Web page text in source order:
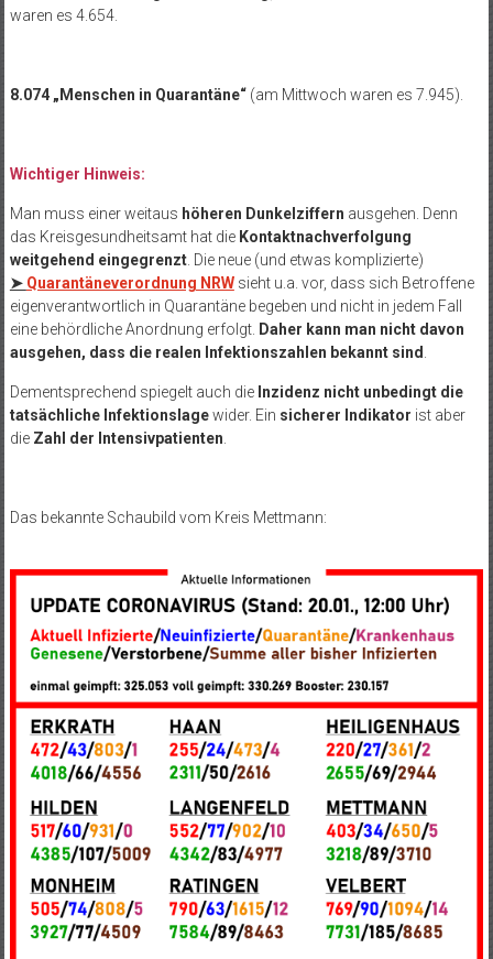
waren es 4.654.
8.074 „Menschen in Quarantäne“ (am Mittwoch waren es 7.945).
Wichtiger Hinweis:
Man muss einer weitaus höheren Dunkelziffern ausgehen. Denn
das Kreisgesundheitsamt hat die Kontaktnachverfolgung
weitgehend eingegrenzt. Die neue (und etwas komplizierte)
➤ Quarantäneverordnung NRWsieht u.a. vor, dass sich Betroffene
eigenverantwortlich in Quarantäne begeben und nicht in jedem Fall
eine behördliche Anordnung erfolgt. Daher kann man nicht davon
ausgehen, dass die realen Infektionszahlen bekannt sind
Dementsprechend spiegelt auch die Inzidenz nicht unbedingt die
tatsächliche Infektionslagewider. Ein sicherer Indikator ist aber
die Zahl der Intensivpatienten
Das bekannte Schaubild vom Kreis Mettmann: